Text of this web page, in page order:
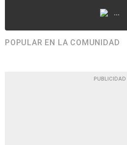
...
POPULAR EN LA COMUNIDAD
PUBLICIDAD